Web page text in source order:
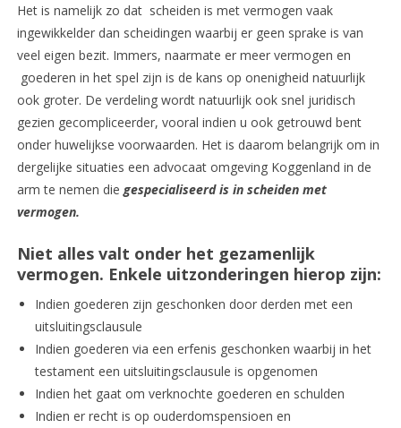
Het is namelijk zo dat scheiden is met vermogen vaak
ingewikkelder dan scheidingen waarbij er geen sprake is van
veel eigen bezit. Immers, naarmate er meer vermogen en
goederen in het spel zijn is de kans op onenigheid natuurlijk
ook groter. De verdeling wordt natuurlijk ook snel juridisch
gezien gecompliceerder, vooral indien u ook getrouwd bent
onder huwelijkse voorwaarden. Het is daarom belangrijk om in
dergelijke situaties een advocaat omgeving Koggenland in de
arm te nemen die gespecialiseerd is in scheiden met
vermogen.
Niet alles valt onder het gezamenlijk
vermogen. Enkele uitzonderingen hierop zijn:
Indien goederen zijn geschonken door derden met een
uitsluitingsclausule
Indien goederen via een erfenis geschonken waarbij in het
testament een uitsluitingsclausule is opgenomen
Indien het gaat om verknochte goederen en schulden
Indien er recht is op ouderdomspensioen en